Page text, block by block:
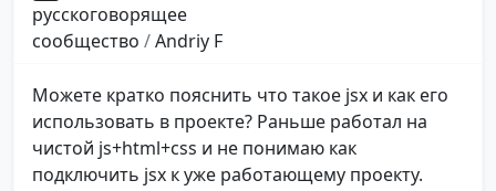
русскоговорящее
сообщество /Andriy F
Можете кратко пояснить что такое jsx и как его
использовать в проекте? Раньше работал на
чистой js+html+css и не понимаю как
подключить jsx к уже работающему проекту.